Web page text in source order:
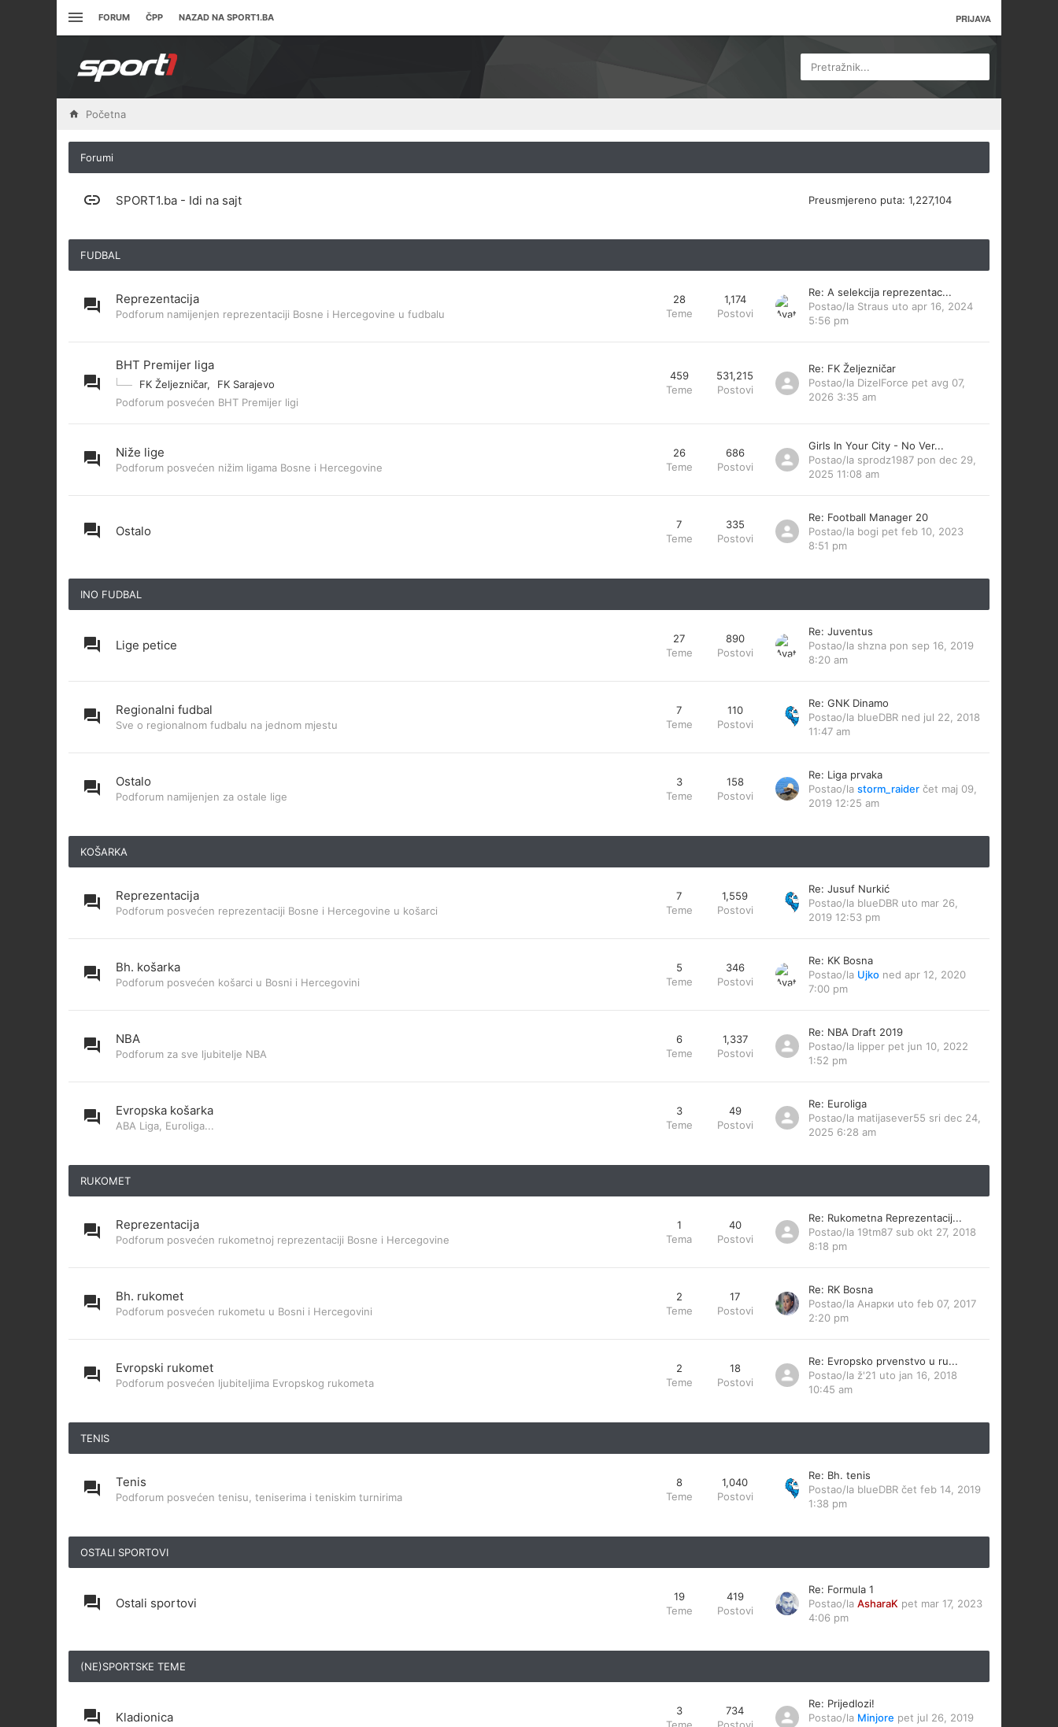
FORUM ČPP NAZAD NA SPORT1.BA PRIJAVA
Pretražnik...
Početna
Forumi
SPORT1.ba - Idi na sajt Preusmjereno puta: 1,227,104
FUDBAL
Reprezentacija
Podforum namijenjen reprezentaciji Bosne i Hercegovine u fudbalu
28
Teme
1,174
Postovi
Re: A selekcija reprezentac...
Postao/la Straus uto apr 16, 2024
5:56 pm
BHT Premijer liga
FK Željezničar,
FK Sarajevo
Podforum posvećen BHT Premijer ligi
459
Teme
531,215
Postovi
Re: FK Željezničar
Postao/la DizelForce pet avg 07,
2026 3:35 am
Niže lige
Podforum posvećen nižim ligama Bosne i Hercegovine
26
Teme
686
Postovi
Girls In Your City - No Ver...
Postao/la sprodz1987 pon dec 29,
2025 11:08 am
Ostalo
7
Teme
335
Postovi
Re: Football Manager 20
Postao/la bogi pet feb 10, 2023
8:51 pm
INO FUDBAL
Lige petice
27
Teme
890
Postovi
Re: Juventus
Postao/la shzna pon sep 16, 2019
8:20 am
Regionalni fudbal
Sve o regionalnom fudbalu na jednom mjestu
7
Teme
110
Postovi
Re: GNK Dinamo
Postao/la blueDBR ned jul 22, 2018
11:47 am
Ostalo
Podforum namijenjen za ostale lige
3
Teme
158
Postovi
Re: Liga prvaka
Postao/la storm_raider čet maj 09,
2019 12:25 am
KOŠARKA
Reprezentacija
Podforum posvećen reprezentaciji Bosne i Hercegovine u košarci
7
Teme
1,559
Postovi
Re: Jusuf Nurkić
Postao/la blueDBR uto mar 26,
2019 12:53 pm
Bh. košarka
Podforum posvećen košarci u Bosni i Hercegovini
5
Teme
346
Postovi
Re: KK Bosna
Postao/la Ujko ned apr 12, 2020
7:00 pm
NBA
Podforum za sve ljubitelje NBA
6
Teme
1,337
Postovi
Re: NBA Draft 2019
Postao/la lipper pet jun 10, 2022
1:52 pm
Evropska košarka
ABA Liga, Euroliga...
3
Teme
49
Postovi
Re: Euroliga
Postao/la matijasever55 sri dec 24,
2025 6:28 am
RUKOMET
Reprezentacija
Podforum posvećen rukometnoj reprezentaciji Bosne i Hercegovine
1
Tema
40
Postovi
Re: Rukometna Reprezentacij...
Postao/la 19tm87 sub okt 27, 2018
8:18 pm
Bh. rukomet
Podforum posvećen rukometu u Bosni i Hercegovini
2
Teme
17
Postovi
Re: RK Bosna
Postao/la Анарки uto feb 07, 2017
2:20 pm
Evropski rukomet
Podforum posvećen ljubiteljima Evropskog rukometa
2
Teme
18
Postovi
Re: Evropsko prvenstvo u ru...
Postao/la ž'21 uto jan 16, 2018
10:45 am
TENIS
Tenis
Podforum posvećen tenisu, teniserima i teniskim turnirima
8
Teme
1,040
Postovi
Re: Bh. tenis
Postao/la blueDBR čet feb 14, 2019
1:38 pm
OSTALI SPORTOVI
Ostali sportovi
19
Teme
419
Postovi
Re: Formula 1
Postao/la AsharaK pet mar 17, 2023
4:06 pm
(NE)SPORTSKE TEME
Kladionica
3
734
Re: Prijedlozi!
Postao/la Minjore pet jul 26, 2019